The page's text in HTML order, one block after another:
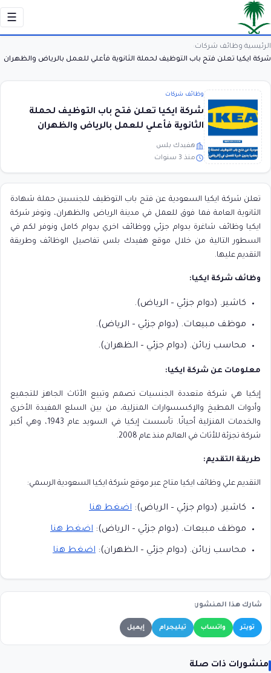
☰
الرئيسية وظائف شركات
شركة ايكيا تعلن فتح باب التوظيف لحملة الثانوية فأعلي للعمل بالرياض والظهران
وظائف شركات
شركة ايكيا تعلن فتح باب التوظيف لحملة
الثانوية فأعلي للعمل بالرياض والظهران
هفيدك بلس
منذ 3 سنوات
تعلن شركة ايكيا السعودية عن فتح باب التوظيف للجنسين حملة شهادة
الثانوية العامة فما فوق للعمل في مدينة الرياض والظهران، وتوفر شركة
ايكيا وظائف شاغرة بدوام جزئي ووظائف اخري بدوام كامل ونوفر لكم في
السطور التالية من خلال موقع هفيدك بلس تفاصيل الوظائف وطريقة
التقديم عليها.
وظائف شركة ايكيا:
كاشير. (دوام جزئي – الرياض).
موظف مبيعات. (دوام جزئي – الرياض).
محاسب زبائن. (دوام جزئي – الظهران).
معلومات عن شركة ايكيا:
إيكيا هي شركة متعددة الجنسيات تصمم وتبيع الأثاث الجاهز للتجميع
وأدوات المطبخ والإكسسوارات المنزلية، من بين السلع المفيدة الأخرى
والخدمات المنزلية أحيانًا. تأسست إيكيا في السويد عام 1943، وهي أكبر
شركة تجزئة للأثاث في العالم منذ عام 2008.
طريقة التقديم:
التقديم علي وظائف ايكيا متاح عبر موقع شركة ايكيا السعودية الرسمي:
كاشير. (دوام جزئي – الرياض): اضغط هنا
موظف مبيعات. (دوام جزئي – الرياض): اضغط هنا
محاسب زبائن. (دوام جزئي – الظهران): اضغط هنا
شارك هذا المنشور:
تويتر واتساب تيليجرام إيميل
منشورات ذات صلة